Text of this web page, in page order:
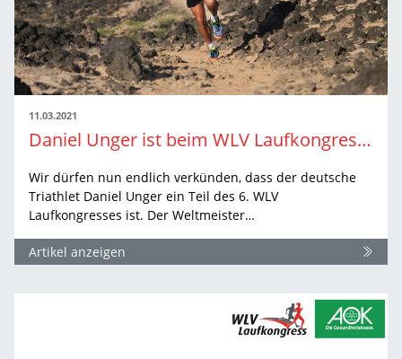
11.03.2021
Daniel Unger ist beim WLV Laufkongress 2021 mit dabei!
Wir dürfen nun endlich verkünden, dass der deutsche
Triathlet Daniel Unger ein Teil des 6. WLV
Laufkongresses ist. Der Weltmeister…
Artikel anzeigen